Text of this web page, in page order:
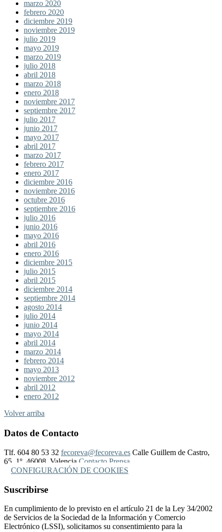
marzo 2020
febrero 2020
diciembre 2019
noviembre 2019
julio 2019
mayo 2019
marzo 2019
julio 2018
abril 2018
marzo 2018
enero 2018
noviembre 2017
septiembre 2017
julio 2017
junio 2017
mayo 2017
abril 2017
marzo 2017
febrero 2017
enero 2017
diciembre 2016
noviembre 2016
octubre 2016
septiembre 2016
julio 2016
junio 2016
mayo 2016
abril 2016
enero 2016
diciembre 2015
julio 2015
abril 2015
diciembre 2014
septiembre 2014
agosto 2014
julio 2014
junio 2014
mayo 2014
abril 2014
marzo 2014
febrero 2014
mayo 2013
noviembre 2012
abril 2012
enero 2012
Volver arriba
Datos de Contacto
Tlf. 604 80 53 32 fecoreva@fecoreva.es Calle Guillem de Castro,
65, 1º, 46008, Valencia Contacto Prensa
CONFIGURACIÓN DE COOKIES
Suscribirse
En cumplimiento de lo previsto en el artículo 21 de la Ley 34/2002
de Servicios de la Sociedad de la Información y Comercio
Electrónico (LSSI), solicitamos su consentimiento para la